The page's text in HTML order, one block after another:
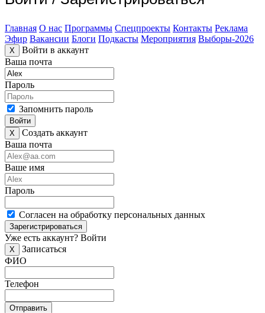
Главная О нас Программы Спецпроекты Контакты Реклама
Эфир Вакансии Блоги Подкасты Мероприятия Выборы-2026
X
Войти в аккаунт
Ваша почта
Пароль
Запомнить пароль
Войти
X
Создать аккаунт
Ваша почта
Ваше имя
Пароль
Согласен на обработку персональных данных
Зарегистрироваться
Уже есть аккаунт? Войти
X
Записаться
ФИО
Телефон
Отправить